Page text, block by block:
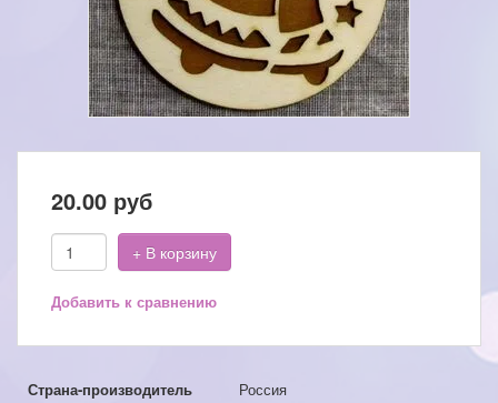
20.00 руб
+ В корзину
Добавить к сравнению
Страна-производитель Россия